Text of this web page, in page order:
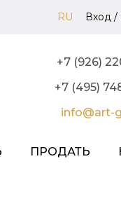
RU Вход /
+7 (926)
+7 (495)
info@art-
ПРОДАТЬ